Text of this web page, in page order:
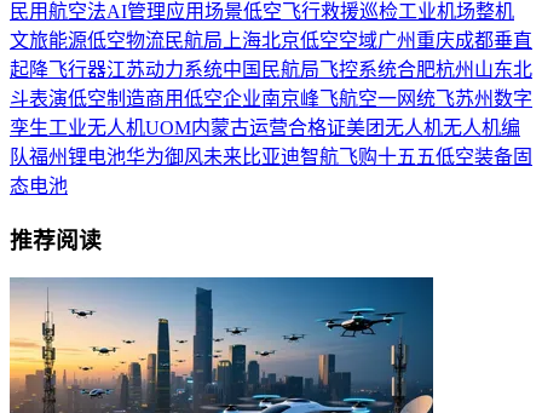
民用航空法AI管理应用场景低空飞行救援巡检工业机场整机
文旅能源低空物流民航局上海北京低空空域广州 重庆成都垂直
起降飞行器江苏动力系统中国民航局飞控系统合肥杭州 山东北
斗表演低空制造商用低空企业南京峰飞航空一网统飞苏州数字
孪生工业无人机UOM内蒙古运营合格证美团无人机无人机编
队福州锂电池华为御风未来比亚迪智航飞购十五五低空装备固
态电池
推荐阅读